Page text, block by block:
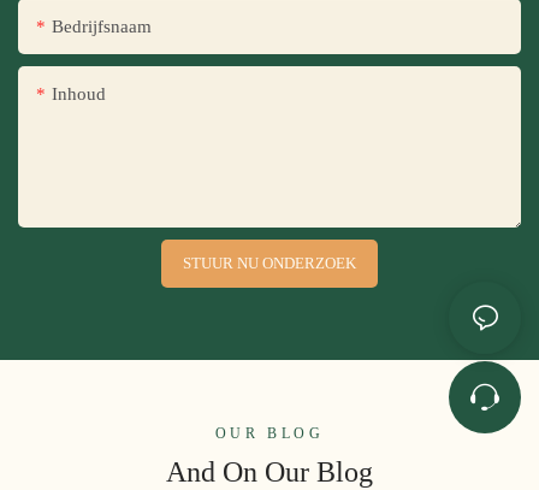
Bedrijfsnaam
Inhoud
STUUR NU ONDERZOEK
OUR BLOG
And On Our Blog